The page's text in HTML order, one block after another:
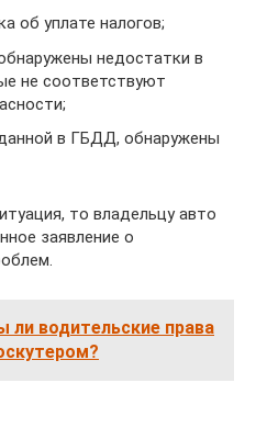
об уплате налогов;
недостатки в
не соответствуют
в ГБДД, обнаружены
то владельцу авто
заявление о
ли водительские права